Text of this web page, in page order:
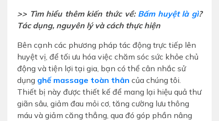
>> Tìm hiểu thêm kiến thức về: Bấm huyệt là gì?
Tác dụng, nguyên lý và cách thực hiện
Bên cạnh các phương pháp tác động trực tiếp lên
huyệt vị, để tối ưu hóa việc chăm sóc sức khỏe chủ
động và tiện lợi tại gia, bạn có thể cân nhắc sử
dụng ghế massage toàn thân của chúng tôi.
Thiết bị này được thiết kế để mang lại hiệu quả thư
giãn sâu, giảm đau mỏi cơ, tăng cường lưu thông
máu và giảm căng thẳng, qua đó góp phần nâng